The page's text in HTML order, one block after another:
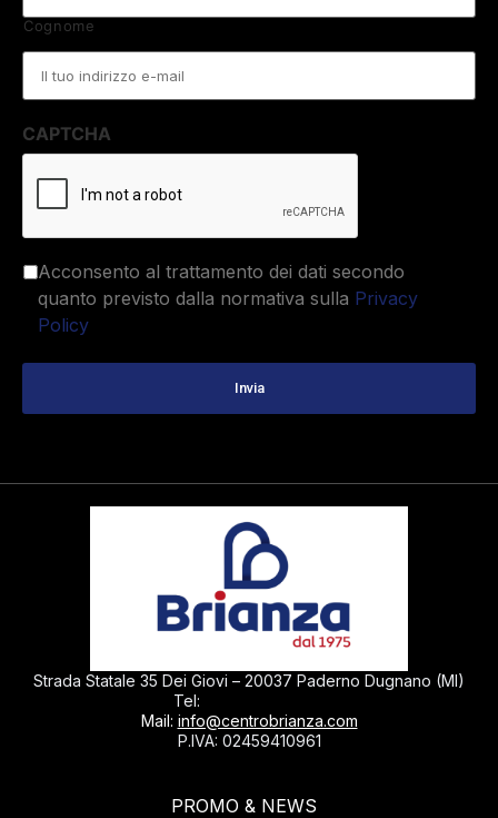
Cognome
CAPTCHA
Acconsento al trattamento dei dati secondo
quanto previsto dalla normativa sulla Privacy
Policy
Strada Statale 35 Dei Giovi – 20037 Paderno Dugnano (MI)
Tel:
Mail: info@centrobrianza.com
P.IVA: 02459410961
PROMO & NEWS